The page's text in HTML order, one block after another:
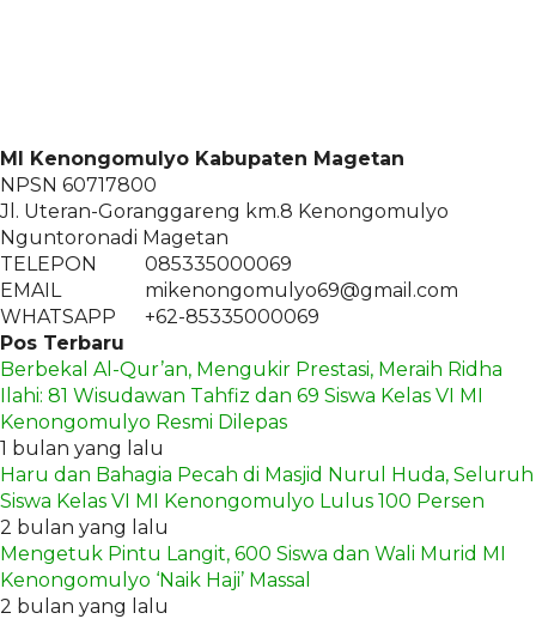
MI Kenongomulyo Kabupaten Magetan
NPSN 60717800
Jl. Uteran-Goranggareng km.8 Kenongomulyo
Nguntoronadi Magetan
TELEPON
085335000069
EMAIL
mikenongomulyo69@gmail.com
WHATSAPP
+62-85335000069
Pos Terbaru
Berbekal Al-Qur’an, Mengukir Prestasi, Meraih Ridha
Ilahi: 81 Wisudawan Tahfiz dan 69 Siswa Kelas VI MI
Kenongomulyo Resmi Dilepas
1 bulan yang lalu
Haru dan Bahagia Pecah di Masjid Nurul Huda, Seluruh
Siswa Kelas VI MI Kenongomulyo Lulus 100 Persen
2 bulan yang lalu
Mengetuk Pintu Langit, 600 Siswa dan Wali Murid MI
Kenongomulyo ‘Naik Haji’ Massal
2 bulan yang lalu